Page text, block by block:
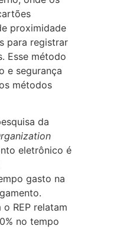
proximidade
para registrar
Esse método
e segurança
métodos
da
eletrônico é
gasto na
REP relatam
no tempo